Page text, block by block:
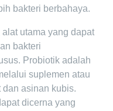
bakteri berbahaya.
utama yang dapat
bakteri
Probiotik adalah
suplemen atau
dan asinan kubis.
dicerna yang